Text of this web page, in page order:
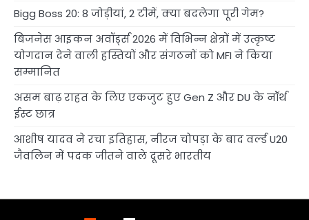
Bigg Boss 20: 8 जोड़ीयां, 2 टीमें, क्या बदलेगा पूरी गेम?
बिजनेस आइकन अवॉर्ड्स 2026 में विभिन्न क्षेत्रों में उत्कृष्ट
योगदान देने वाली हस्तियों और संगठनों को MFI ने किया
सम्मानित
असम बाढ़ राहत के लिए एकजुट हुए Gen Z और DU के नॉर्थ
ईस्ट छात्र
आशीष यादव ने रचा इतिहास, नीरज चोपड़ा के बाद वर्ल्ड U20
जैवलिन में पदक जीतने वाले दूसरे भारतीय